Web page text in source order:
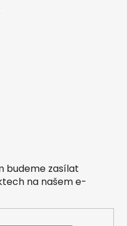
budeme zasílat
na našem e-